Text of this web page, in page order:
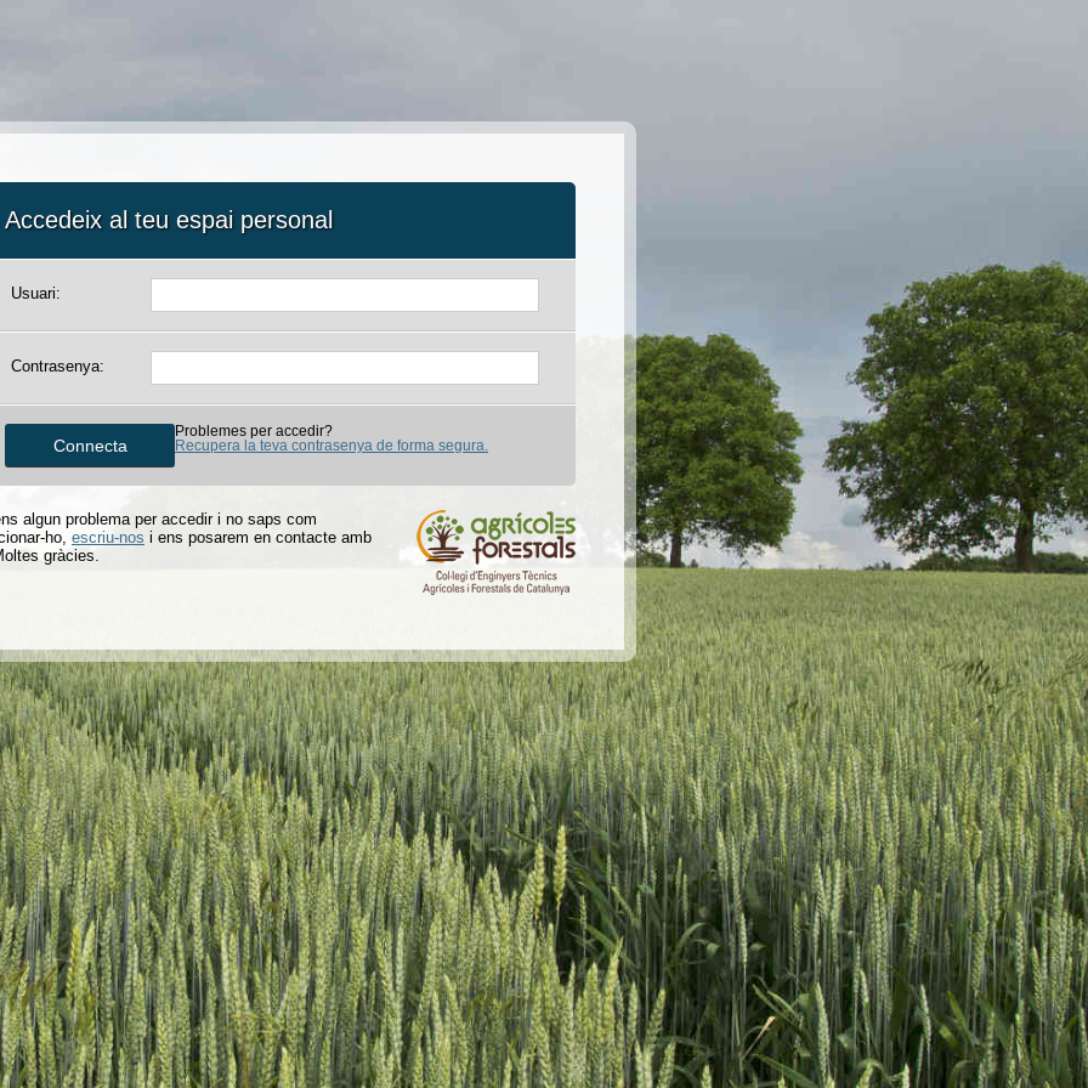
Accedeix al teu espai personal
Usuari:
Contrasenya:
Problemes per accedir?
Recupera la teva contrasenya de forma segura.
algun problema per accedir i no saps com
ho, escriu-nos i ens posarem en contacte amb
gràcies.